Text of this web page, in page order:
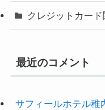
クレジットカード
最近のコメント
サフィールホテル稚